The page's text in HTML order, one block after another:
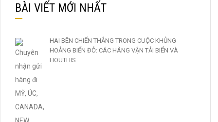
BÀI VIẾT MỚI NHẤT
HAI BÊN CHIẾN THẮNG TRONG CUỘC KHỦNG
HOẢNG BIỂN ĐỎ: CÁC HÃNG VẬN TẢI BIỂN VÀ
HOUTHIS